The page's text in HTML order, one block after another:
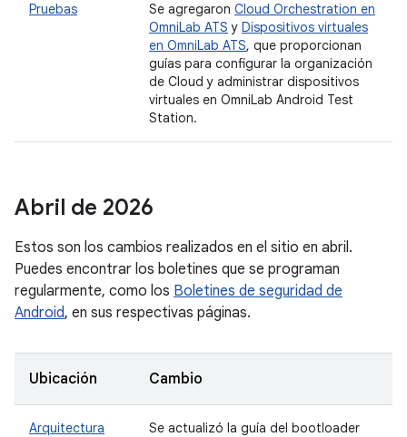
Pruebas Se agregaron Cloud Orchestration en
OmniLab ATS y Dispositivos virtuales
en OmniLab ATS, que proporcionan
guías para configurar la organización
de Cloud y administrar dispositivos
virtuales en OmniLab Android Test
Station.
Abril de 2026
Estos son los cambios realizados en el sitio en abril.
Puedes encontrar los boletines que se programan
regularmente, como los Boletines de seguridad de
Android, en sus respectivas páginas.
Ubicación Cambio
Arquitectura
Se actualizó la guía del bootloader